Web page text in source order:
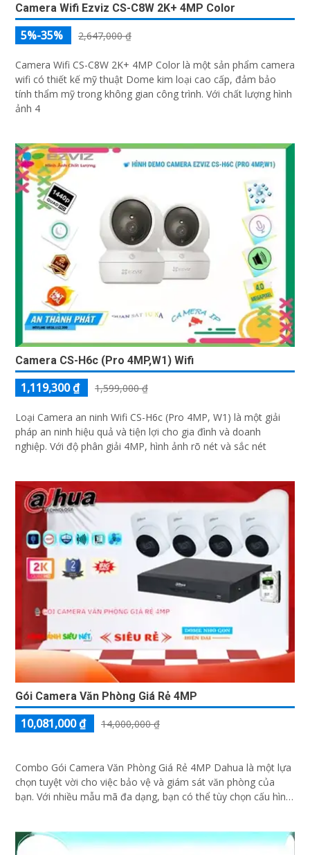
Camera Wifi Ezviz CS-C8W 2K+ 4MP Color
5%-35% 2,647,000 ₫
Camera Wifi CS-C8W 2K+ 4MP Color là một sản phẩm camera
wifi có thiết kế mỹ thuật Dome kim loại cao cấp, đảm bảo
tính thẩm mỹ trong không gian công trình. Với chất lượng hình
ảnh 4
Camera CS-H6c (Pro 4MP,W1) Wifi
1,119,300 ₫ 1,599,000 ₫
Loại Camera an ninh Wifi CS-H6c (Pro 4MP, W1) là một giải
pháp an ninh hiệu quả và tiện lợi cho gia đình và doanh
nghiệp. Với độ phân giải 4MP, hình ảnh rõ nét và sắc nét
Gói Camera Văn Phòng Giá Rẻ 4MP
10,081,000 ₫ 14,000,000 ₫
Combo Gói Camera Văn Phòng Giá Rẻ 4MP Dahua là một lựa
chọn tuyệt vời cho việc bảo vệ và giám sát văn phòng của
bạn. Với nhiều mẫu mã đa dạng, bạn có thể tùy chọn cấu hình